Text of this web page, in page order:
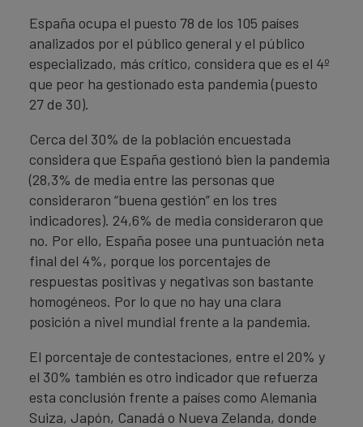
España ocupa el puesto 78 de los 105 países
analizados por el público general y el público
especializado, más crítico, considera que es el 4º
que peor ha gestionado esta pandemia (puesto
27 de 30).
Cerca del 30% de la población encuestada
considera que España gestionó bien la pandemia
(28,3% de media entre las personas que
consideraron “buena gestión” en los tres
indicadores). 24,6% de media consideraron que
no. Por ello, España posee una puntuación neta
final del 4%, porque los porcentajes de
respuestas positivas y negativas son bastante
homogéneos. Por lo que no hay una clara
posición a nivel mundial frente a la pandemia.
El porcentaje de contestaciones, entre el 20% y
el 30% también es otro indicador que refuerza
esta conclusión frente a países como Alemania
Suiza, Japón, Canadá o Nueva Zelanda, donde